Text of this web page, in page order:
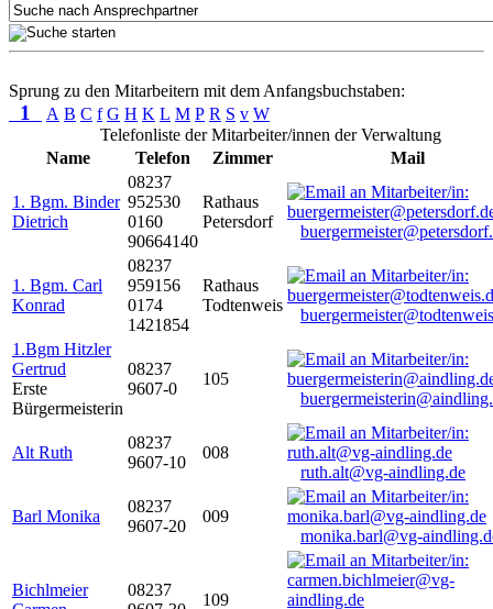
Sprung zu den Mitarbeitern mit dem Anfangsbuchstaben:
1 A B C f G H K L M P R S v W
Telefonliste der Mitarbeiter/innen der Verwaltung
Name
Telefon Zimmer Mail
1. Bgm. Binder
Dietrich
08237
952530
0160
90664140
Rathaus
Petersdorf
1. Bgm. Carl
Konrad
08237
959156
0174
1421854
Rathaus
Todtenweis
1.Bgm Hitzler
Gertrud
Erste
Bürgermeisterin
08237
9607-0
105
Alt Ruth
08237
9607-10
008
ruth.alt@vg-aindling.de
Barl Monika
08237
9607-20
009
monika.barl@vg-
Bichlmeier
08237
109